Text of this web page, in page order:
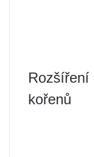
Rozšíření
kořenů